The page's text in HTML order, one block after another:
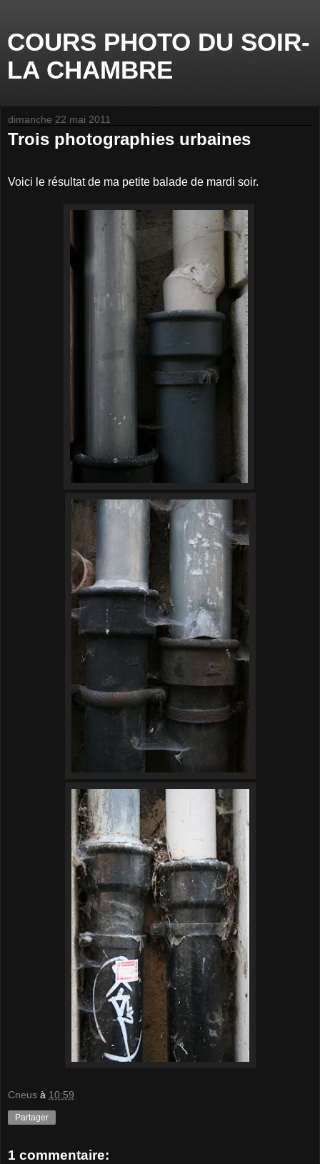
COURS PHOTO DU SOIR-
LA CHAMBRE
dimanche 22 mai 2011
Trois photographies urbaines
Voici le résultat de ma petite balade de mardi soir.
Cneus à 10:59
Partager
1 commentaire: